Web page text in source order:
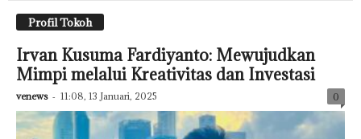
Profil Tokoh
Irvan Kusuma Fardiyanto: Mewujudkan
Mimpi melalui Kreativitas dan Investasi
venews - 11:08, 13 Januari, 2025 0